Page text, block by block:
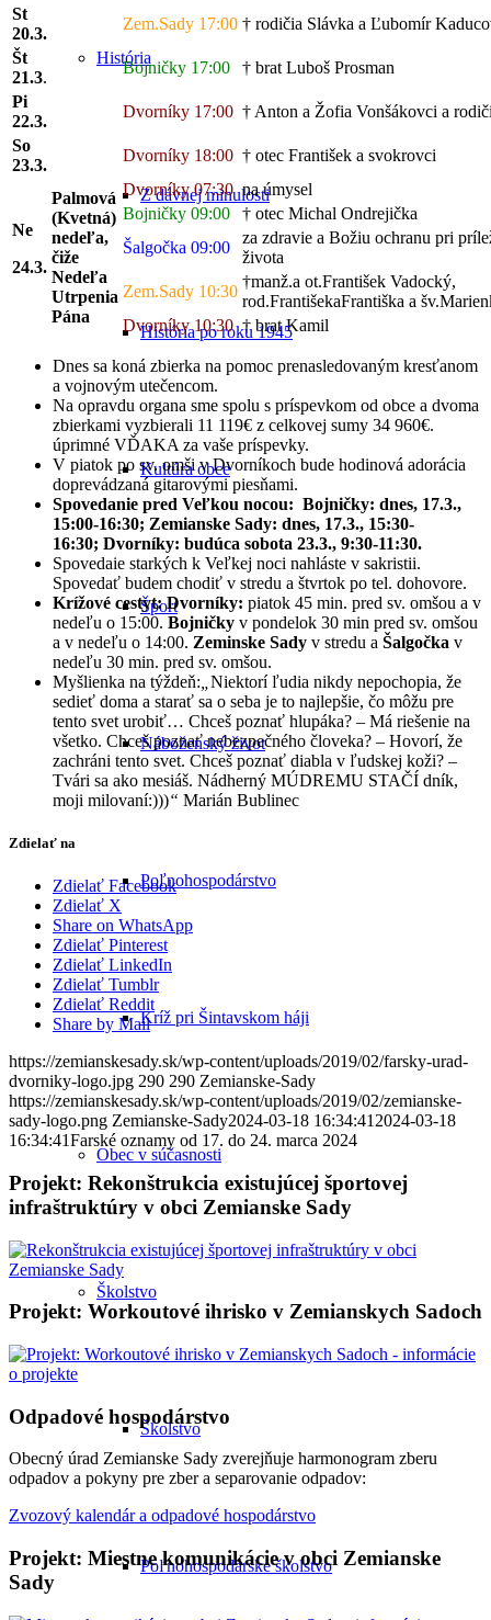
História
Z dávnej minulosti
História po roku 1945
Kultúra obce
Šport
Náboženský život
Poľnohospodárstvo
Kríž pri Šintavskom háji
Obec v súčasnosti
Školstvo
Školstvo
Poľnohospodárske školstvo
St
20.3.
Zem.Sady 17:00 † rodičia Slávka a Ľubomír
Št
21.3.
Bojničky 17:00
† brat Luboš Prosman
Pi
22.3.
Dvorníky 17:00 † Anton a Žofia Vonšákovci a
So
23.3.
Dvorníky 18:00 † otec František a svokrovci
Ne
24.3.
Palmová
(Kvetná)
nedeľa,
čiže
Nedeľa
Utrpenia
Pána
Dvorníky 07:30 na úmysel
Bojničky 09:00
† otec Michal Ondrejička
Šalgočka 09:00
za zdravie a Božiu ochranu pri
života
Zem.Sady 10:30
†manž.a ot.František Vadocký,
rod.FrantišekaFrantiška a
Dvorníky 10:30 † brat Kamil
Dnes sa koná zbierka na pomoc prenasledovaným kresťanom
a vojnovým utečencom.
Na opravdu organa sme spolu s príspevkom od obce a dvoma
zbierkami vyzbierali 11 119€ z celkovej sumy 34 960€.
úprimné VĎAKA za vaše príspevky.
V piatok po sv. omši v Dvorníkoch bude hodinová adorácia
doprevádzaná gitarovými piesňami.
Spovedanie pred Veľkou nocou: Bojničky: dnes, 17.3.,
15:00-16:30; Zemianske Sady: dnes, 17.3., 15:30-
16:30; Dvorníky: budúca sobota 23.3., 9:30-11:30.
Spovedaie starkých k Veľkej noci nahláste v sakristii.
Spovedať budem chodiť v stredu a štvrtok po tel. dohovore.
Krížové cestyt: Dvorníky: piatok 45 min. pred sv. omšou a v
nedeľu o 15:00. Bojničky v pondelok 30 min pred sv. omšou
a v nedeľu o 14:00. Zeminske Sady v stredu a Šalgočka v
nedeľu 30 min. pred sv. omšou.
Myšlienka na týždeň: Niektorí ľudia nikdy nepochopia, že
sedieť doma a starať sa o seba je to najlepšie, čo môžu pre
tento svet urobiť… Chceš poznať hlupáka? – Má riešenie na
všetko. Chceš poznať nebezpečného človeka? – Hovorí, že
zachráni tento svet. Chceš poznať diabla v ľudskej koži? –
Tvári sa ako mesiáš. Nádherný MÚDREMU STAČÍ dník,
moji milovaní:)))“ Marián Bublinec
Zdielať na
Zdielať Facebook
Zdielať X
Share on WhatsApp
Zdielať Pinterest
Zdielať LinkedIn
Zdielať Tumblr
Zdielať Reddit
Share by Mail
https://zemianskesady.sk/wp-content/uploads/2019/02/farsky-urad-
dvorniky-logo.jpg 290 290 Zemianske-Sady
https://zemianskesady.sk/wp-content/uploads/2019/02/zemianske-
sady-logo.png Zemianske-Sady2024-03-18 16:34:41 2024-03-18
16:34:41Farské oznamy od 17. do 24. marca 2024
Projekt: Rekonštrukcia existujúcej športovej
infraštruktúry v obci Zemianske Sady
Projekt: Workoutové ihrisko v Zemianskych Sadoch
Odpadové hospodárstvo
Obecný úrad Zemianske Sady zverejňuje harmonogram zberu
odpadov a pokyny pre zber a separovanie odpadov:
Zvozový kalendár a odpadové hospodárstvo
Projekt: Miestne komunikácie v obci Zemianske
Sady